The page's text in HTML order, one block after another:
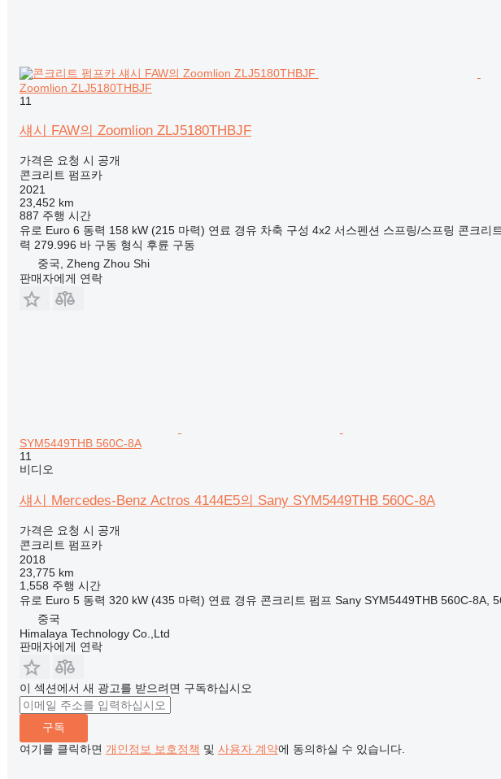
Zoomlion ZLJ5180THBJF
11
섀시 FAW의 Zoomlion ZLJ5180THBJF
가격은 요청 시 공개
콘크리트 펌프카
2021
23,452 km
887 주행 시간
유로 Euro 6 동력 158 kW (215 마력) 연료 경유 차축 구성 4x2 서스펜션 스프링/스프링 콘크리
력 279.996 바 구동 형식 후륜 구동
중국, Zheng Zhou Shi
판매자에게 연락
SYM5449THB 560C-8A
11
비디오
섀시 Mercedes-Benz Actros 4144E5의 Sany SYM5449THB 560C-8A
가격은 요청 시 공개
콘크리트 펌프카
2018
23,775 km
1,558 주행 시간
유로 Euro 5 동력 320 kW (435 마력) 연료 경유 콘크리트 펌프 Sany SYM5449THB 560C-8A,
중국
Himalaya Technology Co.,Ltd
판매자에게 연락
이 섹션에서 새 광고를 받으려면 구독하십시오
구독
여기를 클릭하면 개인정보 보호정책 및 사용자 계약에 동의하실 수 있습니다.